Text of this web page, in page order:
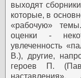
выходят
которые, в
«рабочую»
оценки -
увлеченность
В.), другие,
героев П.